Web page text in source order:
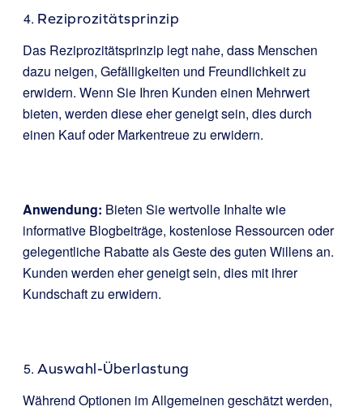
Reziprozitätsprinzip
Das Reziprozitätsprinzip legt nahe, dass Menschen
dazu neigen, Gefälligkeiten und Freundlichkeit zu
erwidern. Wenn Sie Ihren Kunden einen Mehrwert
bieten, werden diese eher geneigt sein, dies durch
einen Kauf oder Markentreue zu erwidern.
Anwendung: Bieten Sie wertvolle Inhalte wie
informative Blogbeiträge, kostenlose Ressourcen oder
gelegentliche Rabatte als Geste des guten Willens an.
Kunden werden eher geneigt sein, dies mit ihrer
Kundschaft zu erwidern.
Auswahl-Überlastung
Während Optionen im Allgemeinen geschätzt werden,